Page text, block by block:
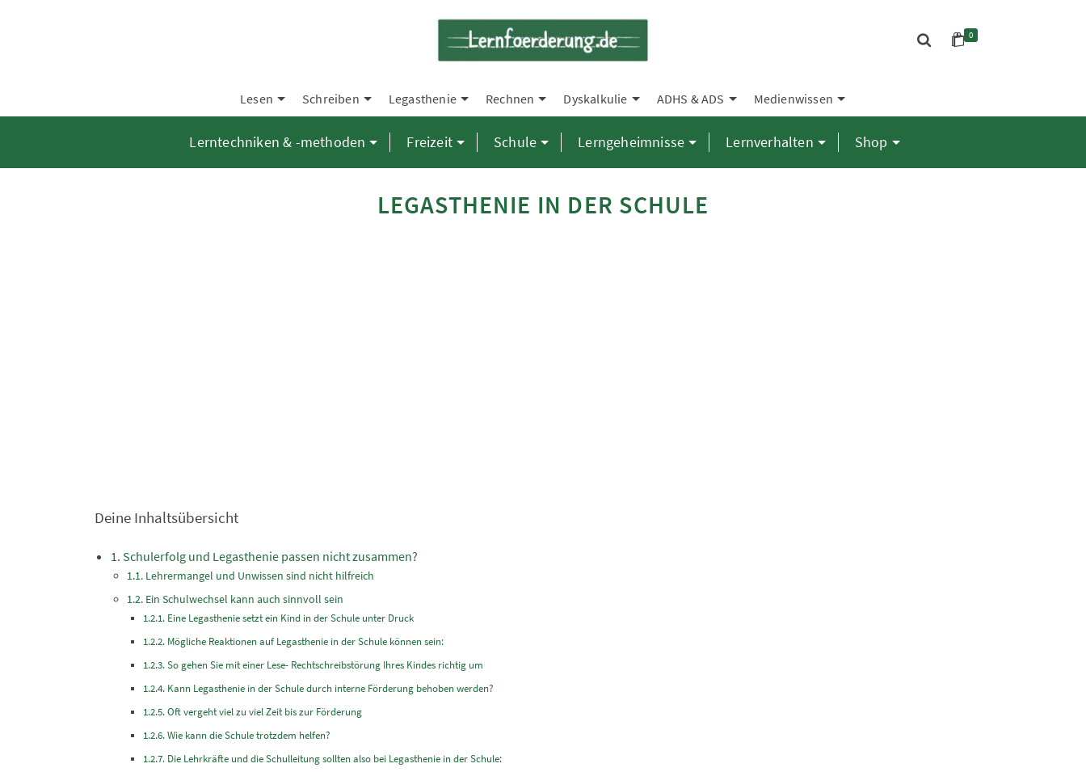
0
Lesen Schreiben Legasthenie Rechnen Dyskalkulie ADHS & ADS Medienwissen
Lerntechniken & -methoden Freizeit Schule Lerngeheimnisse Lernverhalten Shop
LEGASTHENIE IN DER SCHULE
Deine Inhaltsübersicht
Schulerfolg und Legasthenie passen nicht zusammen?
Lehrermangel und Unwissen sind nicht hilfreich
Ein Schulwechsel kann auch sinnvoll sein
Eine Legasthenie setzt ein Kind in der Schule unter Druck
Mögliche Reaktionen auf Legasthenie in der Schule können sein:
So gehen Sie mit einer Lese- Rechtschreibstörung Ihres Kindes richtig um
Kann Legasthenie in der Schule durch interne Förderung behoben werden?
Oft vergeht viel zu viel Zeit bis zur Förderung
Wie kann die Schule trotzdem helfen?
Die Lehrkräfte und die Schulleitung sollten also bei Legasthenie in der Schule: